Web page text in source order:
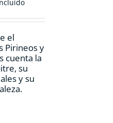
el
Pirineos y
cuenta la
su
y su